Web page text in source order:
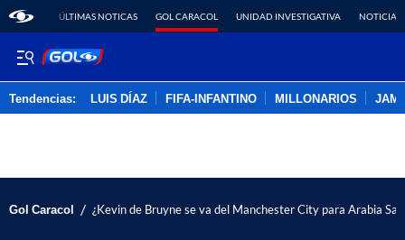
ÚLTIMAS NOTICAS GOL CARACOL UNIDAD INVESTIGATIVA NOTICIAS
Tendencias: LUIS DÍAZ FIFA-INFANTINO MILLONARIOS
Gol Caracol / ¿Kevin de Bruyne se va del Manchester City para Arabia